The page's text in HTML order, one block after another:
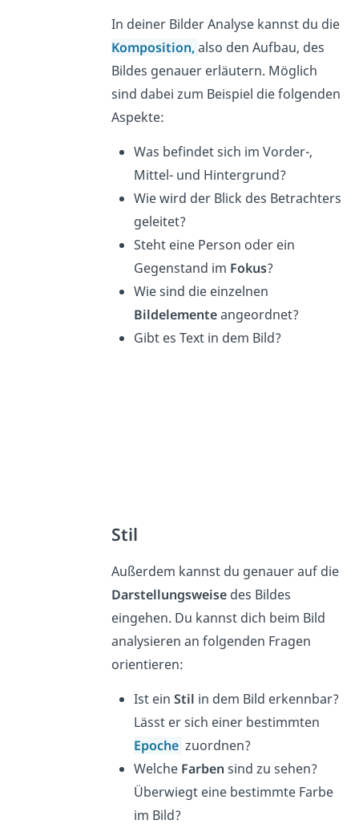
In deiner Bilder Analyse kannst du die
Komposition,also den Aufbau, des
Bildes genauer erläutern. Möglich
sind dabei zum Beispiel die folgenden
Aspekte:
Was befindet sich im Vorder-,
Mittel- und Hintergrund?
Wie wird der Blick des Betrachters
geleitet?
Steht eine Person oder ein
Gegenstand im Fokus?
Wie sind die einzelnen
Bildelementeangeordnet?
Gibt es Text in dem Bild?
Stil
Außerdem kannst du genauer auf die
Darstellungsweisedes Bildes
eingehen. Du kannst dich beim Bild
analysieren an folgenden Fragen
orientieren:
Ist ein Stil in dem Bild erkennbar?
Lässt er sich einer bestimmten
Epoche zuordnen?
Welche Farben sind zu sehen?
Überwiegt eine bestimmte Farbe
im Bild?